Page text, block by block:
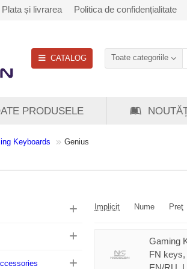
Plata și livrarea Politica de confidențialitate
CATALOG Toate categoriile
PRODUSELE
Keyboards Genius
Implicit Nume Preţ
Gaming
FN keys,